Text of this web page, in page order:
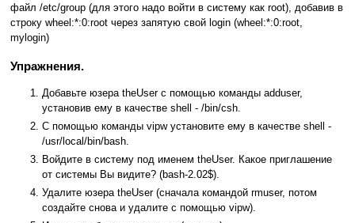
файл /etc/group (для этого надо войти в систему как root), добавив в
строку wheel:*:0:root через запятую свой login (wheel:*:0:root,
mylogin)
Упражнения.
Добавьте юзера theUser с помощью команды adduser,
установив ему в качестве shell - /bin/csh.
С помощью команды vipw установите ему в качестве shell -
/usr/local/bin/bash.
Войдите в систему под именем theUser. Какое приглашение
от системы Вы видите? (bash-2.02$).
Удалите юзера theUser (сначала командой rmuser, потом
создайте снова и удалите с помощью vipw).